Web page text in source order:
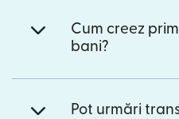
Cum creez
bani?
Pot urmări